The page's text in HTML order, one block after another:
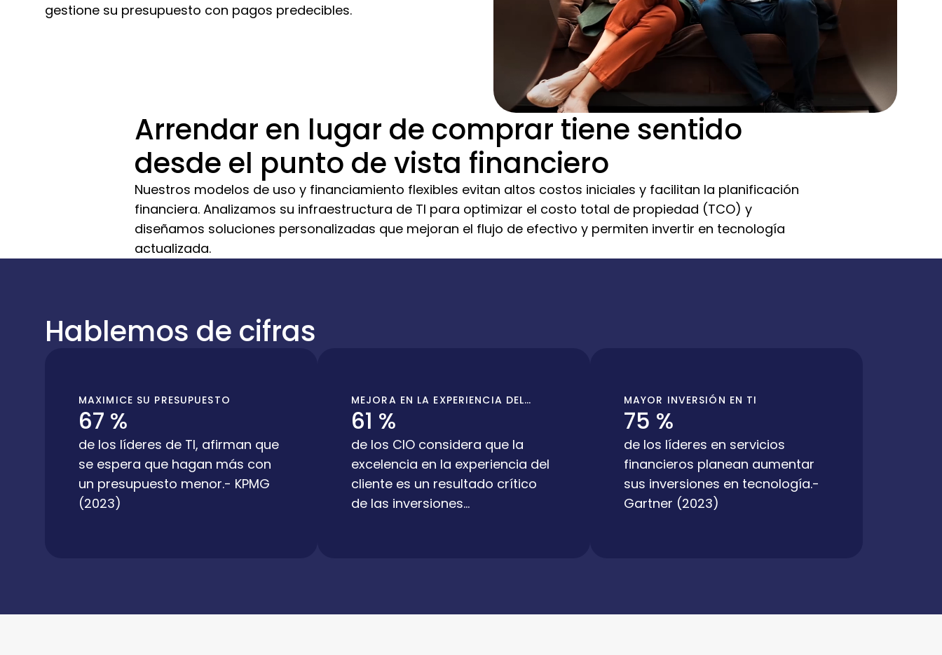
gestione su presupuesto con pagos predecibles.
Arrendar en lugar de comprar tiene sentido
desde el punto de vista financiero
Nuestros modelos de uso y financiamiento flexibles evitan altos costos iniciales y facilitan la planificación
financiera. Analizamos su infraestructura de TI para optimizar el costo total de propiedad (TCO) y
diseñamos soluciones personalizadas que mejoran el flujo de efectivo y permiten invertir en tecnología
actualizada.
Hablemos de cifras
MAXIMICE SU PRESUPUESTO
67 %
de los líderes de TI, afirman que
se espera que hagan más con
un presupuesto menor.- KPMG
(2023)
MEJORA EN LA EXPERIENCIA DEL
CLIENTE
61 %
de los CIO considera que la
excelencia en la experiencia del
cliente es un resultado crítico
de las inversiones
MAYOR INVERSIÓN EN TI
75 %
de los líderes en servicios
financieros planean aumentar
sus inversiones en tecnología.-
Gartner (2023)